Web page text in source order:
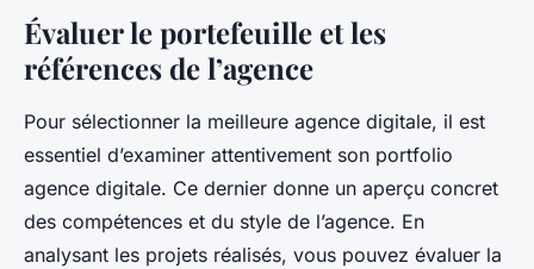
Évaluer le portefeuille et les
références de l’agence
Pour sélectionner la meilleure agence digitale, il est
essentiel d’examiner attentivement son portfolio
agence digitale. Ce dernier donne un aperçu concret
des compétences et du style de l’agence. En
analysant les projets réalisés, vous pouvez évaluer la